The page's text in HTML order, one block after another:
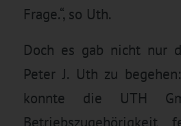
Frage.“, so Uth.
Doch es gab nicht nur
Peter J. Uth zu
konnte die UTH